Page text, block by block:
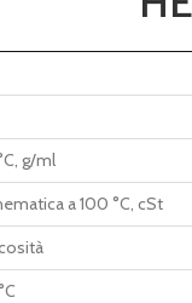
g/ml
a 100 °C, cSt